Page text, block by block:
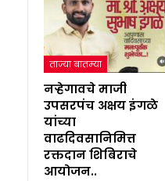
ताज्या बातम्या
नऱ्हेगावचे माजी
उपसरपंच अक्षय इंगळे
यांच्या
वाढदिवसानिमित्त
रक्तदान शिबिराचे
आयोजन..